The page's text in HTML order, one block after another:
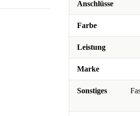
Anschlüsse
Farbe
Leistung
Marke
Sonstiges